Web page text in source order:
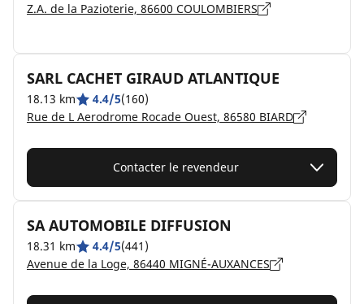
Z.A. de la Pazioterie, 86600 COULOMBIERS
SARL CACHET GIRAUD ATLANTIQUE
18.13 km 4.4/5(160)
Rue de L Aerodrome Rocade Ouest, 86580 BIARD
Contacter le revendeur
SA AUTOMOBILE DIFFUSION
18.31 km 4.4/5(441)
Avenue de la Loge, 86440 MIGNÉ-AUXANCES